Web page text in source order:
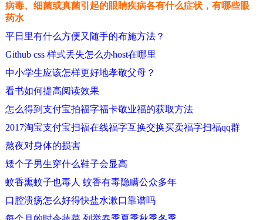
病毒、细菌或真菌引起的眼睛疾病各有什么症状，有哪些眼
药水
平日里有什么方便又随手的布施方法？
Github css 样式丢失怎么办host在哪里
中小学生应该怎样更好地孝敬父母？
看书如何提高阅读效果
怎么得到支付宝拍福字福卡敬业福的获取方法
2017淘宝支付宝扫福在线福字互换交换买卖福字扫福qq群
熬夜对身体的损害
矮个子男生穿什么鞋子会显高
蚊香熏蚊子也毒人 蚊香有毒隐瞒公众多年
口腔溃疡怎么好得快盐水漱口靠谱吗